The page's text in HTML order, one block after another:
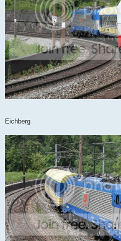
Eichberg